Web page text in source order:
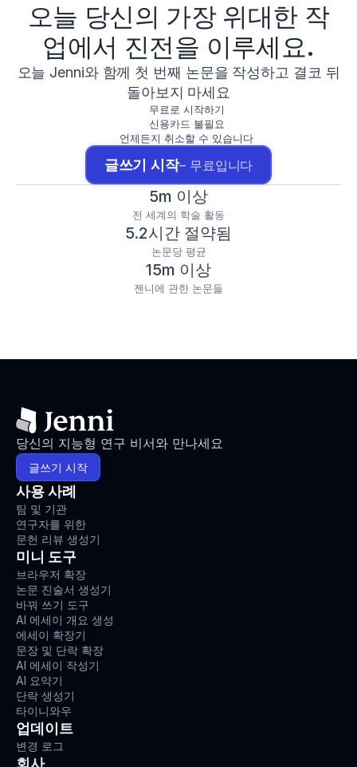
오늘 당신의 가장 위대한 작
업에서 진전을 이루세요.
오늘 Jenni와 함께 첫 번째 논문을 작성하고 결코 뒤
돌아보지 마세요
무료로 시작하기
신용카드 불필요
언제든지 취소할 수 있습니다
글쓰기 시작– 무료입니다
5m 이상
전 세계의 학술 활동
5.2시간 절약됨
논문당 평균
15m 이상
젠니에 관한 논문들
당신의 지능형 연구 비서와 만나세요
글쓰기 시작
사용 사례
팀 및 기관
연구자를 위한
문헌 리뷰 생성기
미니 도구
브라우저 확장
논문 진술서 생성기
바꿔 쓰기 도구
AI 에세이 개요 생성
에세이 확장기
문장 및 단락 확장
AI 에세이 작성기
AI 요약기
단락 생성기
타이니와우
업데이트
변경 로그
회사